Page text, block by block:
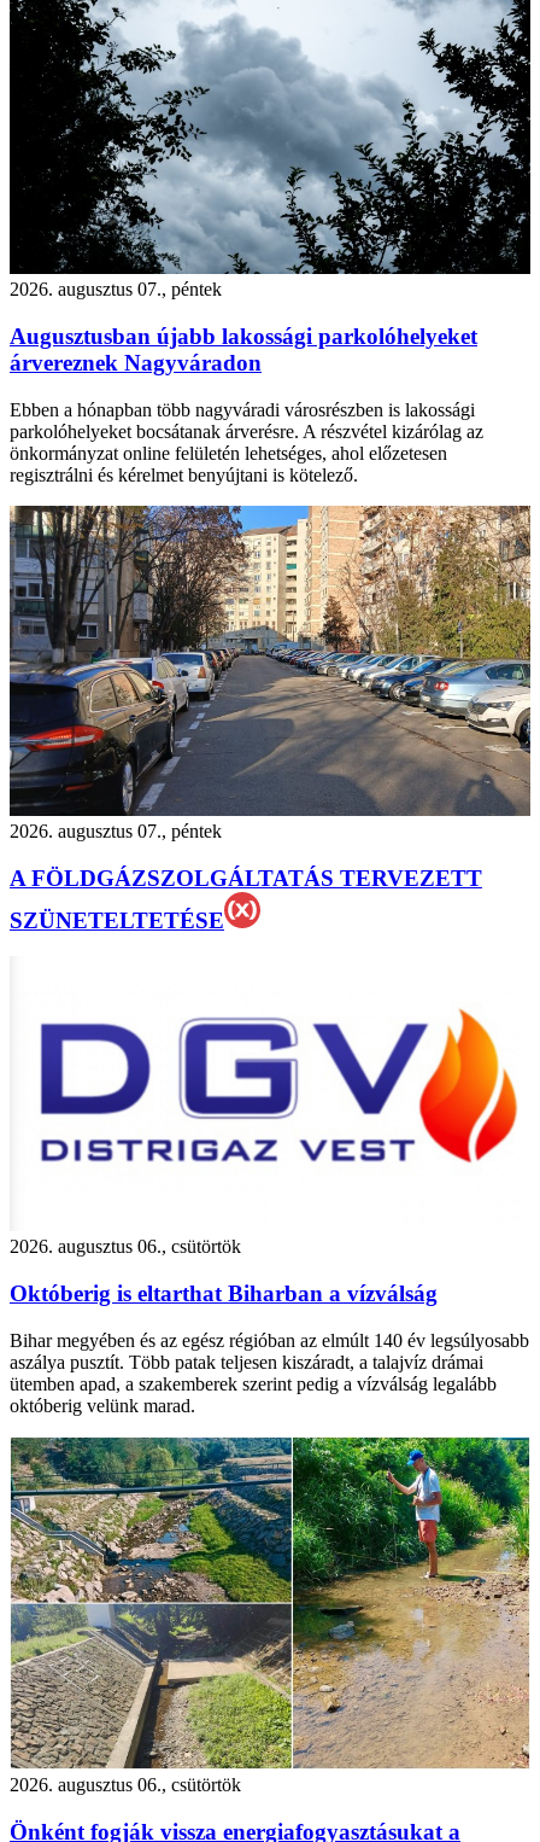
2026. augusztus 07., péntek
Augusztusban újabb lakossági parkolóhelyeket
árvereznek Nagyváradon
Ebben a hónapban több nagyváradi városrészben is lakossági
parkolóhelyeket bocsátanak árverésre. A részvétel kizárólag az
önkormányzat online felületén lehetséges, ahol előzetesen
regisztrálni és kérelmet benyújtani is kötelező.
2026. augusztus 07., péntek
A FÖLDGÁZSZOLGÁLTATÁS TERVEZETT
SZÜNETELTETÉSE
2026. augusztus 06., csütörtök
Októberig is eltarthat Biharban a vízválság
Bihar megyében és az egész régióban az elmúlt 140 év legsúlyosabb
aszálya pusztít. Több patak teljesen kiszáradt, a talajvíz drámai
ütemben apad, a szakemberek szerint pedig a vízválság legalább
októberig velünk marad.
2026. augusztus 06., csütörtök
Önként fogják vissza energiafogyasztásukat a